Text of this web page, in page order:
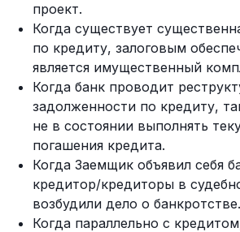
проект.
Когда существует
по кредиту, залоговым
является имущественный
Когда банк проводит
задолженности по кредиту,
не в состоянии выполнять
погашения кредита.
Когда Заемщик объявил себя
кредитор/кредиторы в
возбудили дело о банкротстве.
Когда параллельно с